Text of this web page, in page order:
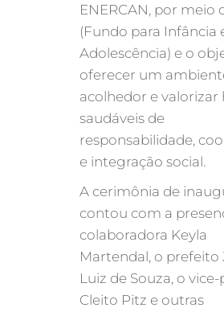
ENERCAN, por meio
(Fundo para Infância
Adolescência) e o
oferecer um
acolhedor e valorizar
saudáveis de
responsabilidade,
e integração social.
A cerimônia de
contou com a
colaboradora Keyla
Martendal, o prefeito
Luiz de Souza, o
Cleito Pitz e outras